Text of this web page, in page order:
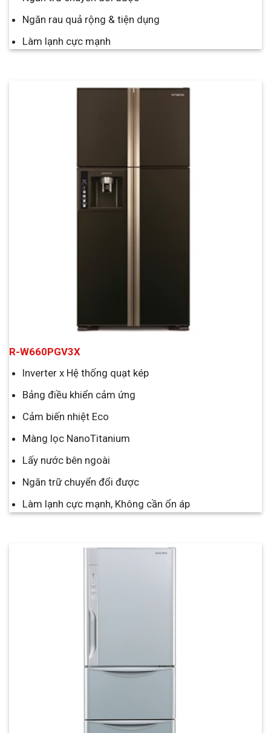
Ngăn rau quả rộng & tiện dụng
Làm lạnh cực mạnh
R-W660PGV3X
Inverter x Hệ thống quạt kép
Bảng điều khiển cảm ứng
Cảm biến nhiệt Eco
Màng lọc NanoTitanium
Lấy nước bên ngoài
Ngăn trữ chuyển đổi được
Làm lạnh cực mạnh, Không cần ổn áp